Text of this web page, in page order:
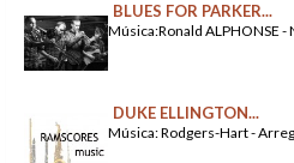
BLUES FOR PARKER...
Música:Ronald ALPHONSE -
DUKE ELLINGTON...
Música: Rodgers-Hart -